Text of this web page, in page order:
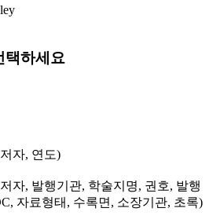
택하세요
자, 연도)
자, 발행기관, 학술지명, 권호, 발행
자료형태, 수록면, 소장기관, 초록)